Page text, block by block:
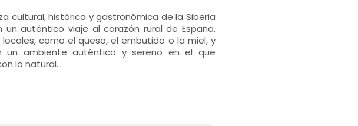
cultural, histórica y gastronómica de la Siberia
auténtico viaje al corazón rural de España.
como el queso, el embutido o la miel, y
un ambiente auténtico y sereno en el que
lo natural.